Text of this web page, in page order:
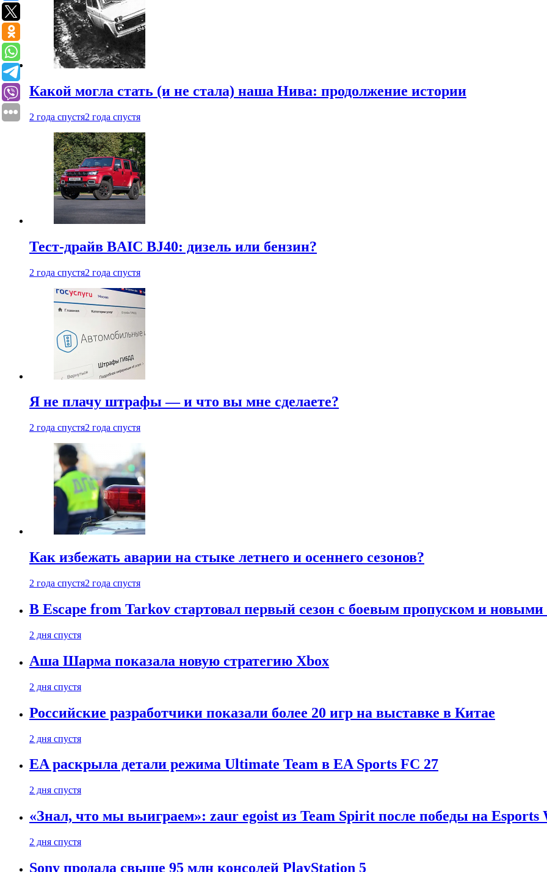
Какой могла стать (и не стала) наша Нива: продолжение истории
2 года спустя2 года спустя
Тест-драйв BAIC BJ40: дизель или бензин?
2 года спустя2 года спустя
Я не плачу штрафы — и что вы мне сделаете?
2 года спустя2 года спустя
Как избежать аварии на стыке летнего и осеннего сезонов?
2 года спустя2 года спустя
В Escape from Tarkov стартовал первый сезон с боевым пропуском и
2 дня спустя
Аша Шарма показала новую стратегию Xbox
2 дня спустя
Российские разработчики показали более 20 игр на выставке в Китае
2 дня спустя
EA раскрыла детали режима Ultimate Team в EA Sports FC 27
2 дня спустя
«Знал, что мы выиграем»: zaur egoist из Team Spirit после победы на Esports
2 дня спустя
Sony продала свыше 95 млн консолей PlayStation 5